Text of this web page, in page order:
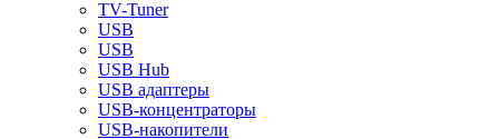
TV-Tuner
USB
USB
USB Hub
USB адаптеры
USB-концентраторы
USB-накопители